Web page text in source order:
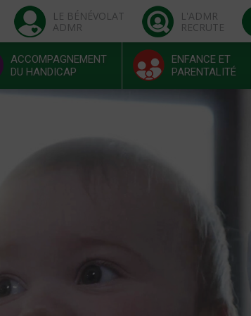
LE BÉNÉVOLAT
ADMR
L'ADMR
RECRUTE
ACCOMPAGNEMENT
DU HANDICAP
ENFANCE ET
PARENTALITÉ